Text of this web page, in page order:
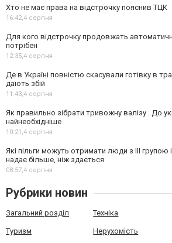
Хто не має права на відстрочку пояснив ТЦК
16:42, 4 серпня
Для кого відстрочку продовжать
потрібен
12:35, 4 серпня
Де в Україні повністю скасували готівку в
дають збій
11:43, 4 серпня
Як правильно зібрати тривожну валізу . До
найнеобхідніше
10:21, 4 серпня
Які пільги можуть отримати люди з III групою
надає більше, ніж здається
08:57, 4 серпня
Рубрики новин
Загальний розділ Техніка
Туризм Нерухомість